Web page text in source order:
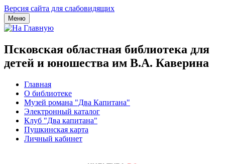
Версия сайта для слабовидящих
Меню
Псковская областная библиотека для
детей и юношества им В.А. Каверина
Главная
О библиотеке
Музей романа "Два Капитана"
Электронный каталог
Клуб "Два капитана"
Пушкинская карта
Личный кабинет